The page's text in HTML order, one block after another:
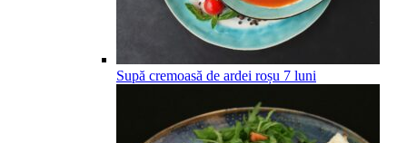
Supă cremoasă de ardei roșu 7 luni